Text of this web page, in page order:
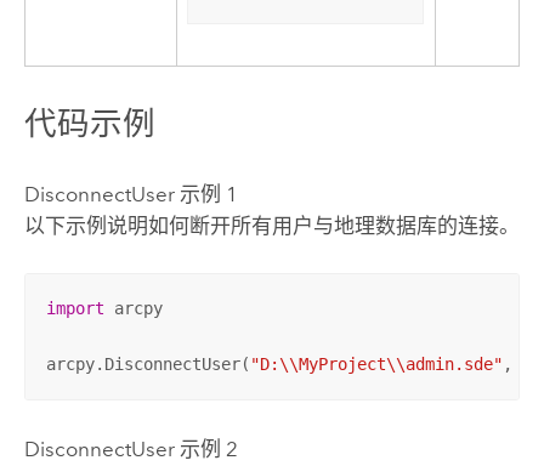
代码示例
DisconnectUser 示例 1
以下示例说明如何断开所有用户与地理数据库的连接。
import arcpy
arcpy.DisconnectUser( "D:\\MyProject\\admin.sde" ,
DisconnectUser 示例 2